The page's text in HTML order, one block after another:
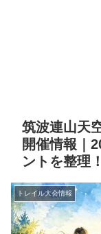
筑波連山天
開催情報｜
ントを整理！
トレイル大会情報